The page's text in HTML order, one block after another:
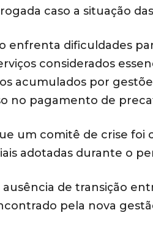
caso a situação
enfrenta dificuldades
considerados
acumulados por
no pagamento de
um comitê de crise foi
adotadas durante o
de transição
pela nova